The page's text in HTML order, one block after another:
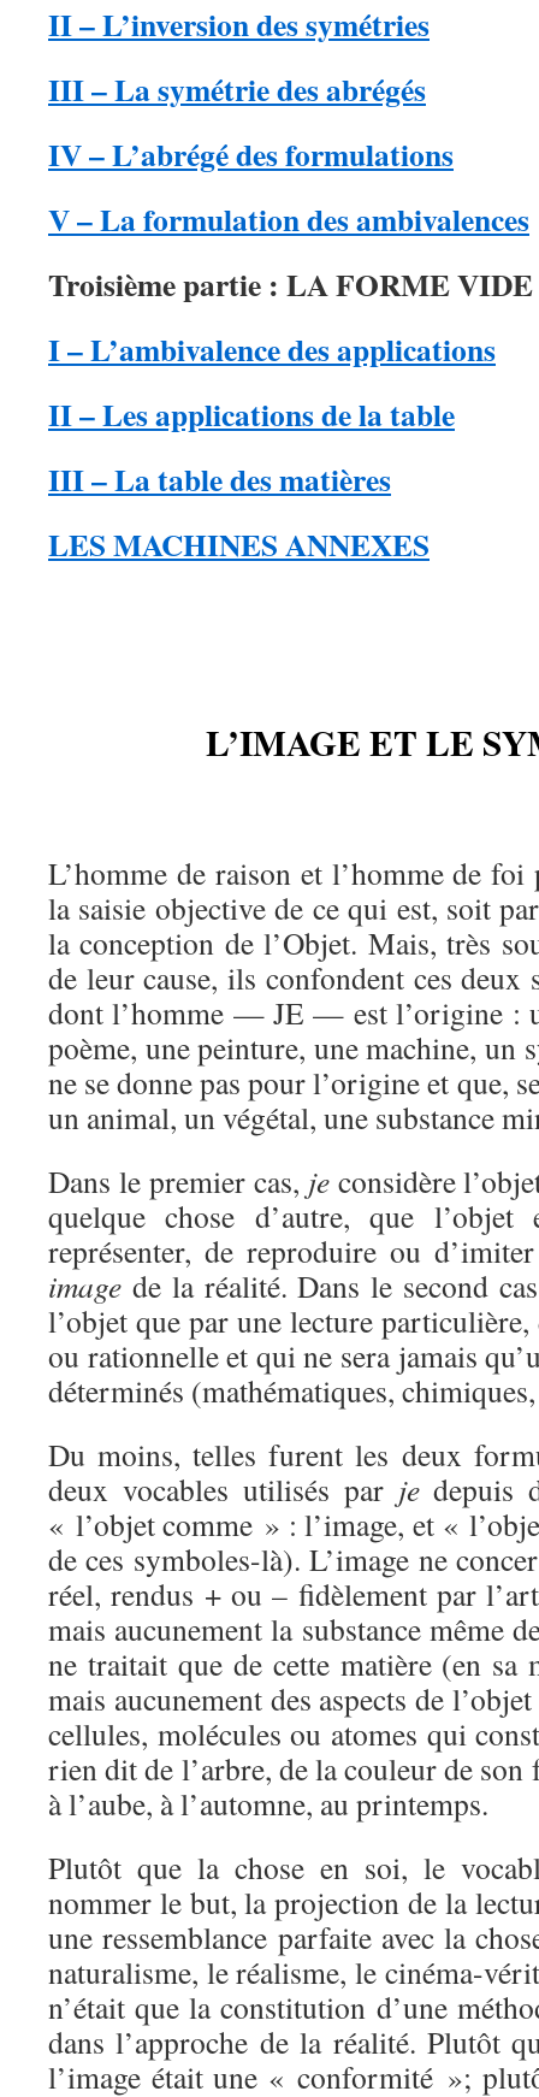
II – L’inversion des symétries
III – La symétrie des abrégés
IV – L’abrégé des formulations
V – La formulation des ambivalences
Troisième partie : LA FORME VIDE
I – L’ambivalence des applications
II – Les applications de la table
III – La table des matières
LES MACHINES ANNEXES
L’IMAGE ET LE
L’homme de raison et l’homme de foi
la saisie objective de ce qui est, soit
la conception de l’Objet. Mais, très
de leur cause, ils confondent ces deux
dont l’homme — JE — est l’origine :
poème, une peinture, une machine, un
ne se donne pas pour l’origine et que,
un animal, un végétal, une substance
Dans le premier cas, jeconsidère
quelque chose d’autre, que
représenter, de reproduire ou
image de la réalité. Dans le second
l’objet que par une lecture
ou rationnelle et qui ne sera jamais
déterminés (mathématiques,
Du moins, telles furent les deux
deux vocables utilisés par jedepuis
« l’objet comme » : l’image, et «
de ces symboles-là). L’image ne
réel, rendus + ou – fidèlement par
mais aucunement la substance même
ne traitait que de cette matière (en sa
mais aucunement des aspects de
cellules, molécules ou atomes qui
rien dit de l’arbre, de la couleur de son
à l’aube, à l’automne, au printemps.
Plutôt que la chose en soi, le
nommer le but, la projection de la
une ressemblance parfaite avec la
naturalisme, le réalisme, le cinéma-
n’était que la constitution d’une
dans l’approche de la réalité. Plutôt
l’image était une « conformité »;